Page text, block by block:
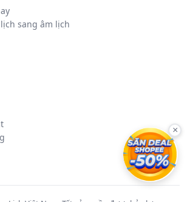
sang âm lịch
×